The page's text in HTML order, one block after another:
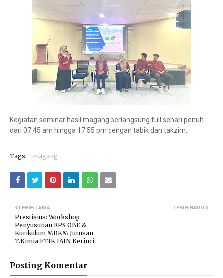
Kegiatan seminar hasil magang berlangsung full sehari penuh
dari 07.45 am hingga 17.55 pm dengan tabik dan takzim.
Tags: magang
LEBIH BARU
LEBIH LAMA
Prestisius: Workshop
Penyusunan RPS OBE &
Kurikulum MBKM Jurusan
T.Kimia FTIK IAIN Kerinci.
Posting Komentar